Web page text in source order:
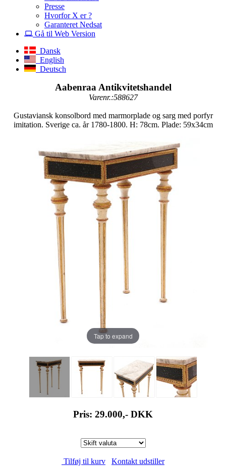
Presse
Hvorfor X er ?
Garanteret Nedsat
Gå til Web Version
Dansk
English
Deutsch
Aabenraa Antikvitetshandel
Varenr.:588627
Gustaviansk konsolbord med marmorplade og sarg med porfyr
imitation. Sverige ca. år 1780-1800. H: 78cm. Plade: 59x34cm
Tap to expand
Pris: 29.000,- DKK
Tilføj til kurv Kontakt udstiller